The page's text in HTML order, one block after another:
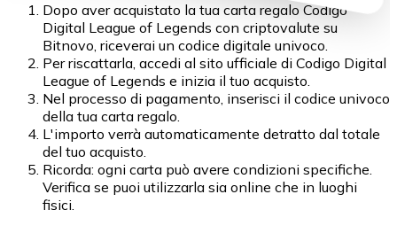
Dopo aver acquistato la tua carta regalo Codigo
Digital League of Legends con criptovalute su
Bitnovo, riceverai un codice digitale univoco.
Per riscattarla, accedi al sito ufficiale di Codigo Digital
League of Legends e inizia il tuo acquisto.
Nel processo di pagamento, inserisci il codice univoco
della tua carta regalo.
L'importo verrà automaticamente detratto dal totale
del tuo acquisto.
Ricorda: ogni carta può avere condizioni specifiche.
Verifica se puoi utilizzarla sia online che in luoghi
fisici.